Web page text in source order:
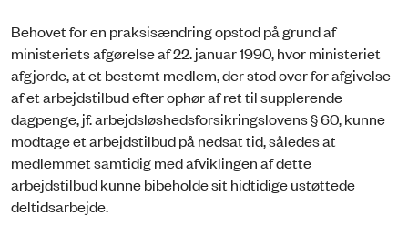
Behovet for en praksisændring opstod på grund af
ministeriets afgørelse af 22. januar 1990, hvor ministeriet
afgjorde, at et bestemt medlem, der stod over for afgivelse
af et arbejdstilbud efter ophør af ret til supplerende
dagpenge, jf. arbejdsløshedsforsikringslovens § 60, kunne
modtage et arbejdstilbud på nedsat tid, således at
medlemmet samtidig med afviklingen af dette
arbejdstilbud kunne bibeholde sit hidtidige ustøttede
deltidsarbejde.